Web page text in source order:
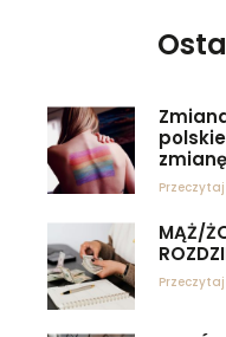
Przeczytaj
MĄŻ/
Przeczytaj